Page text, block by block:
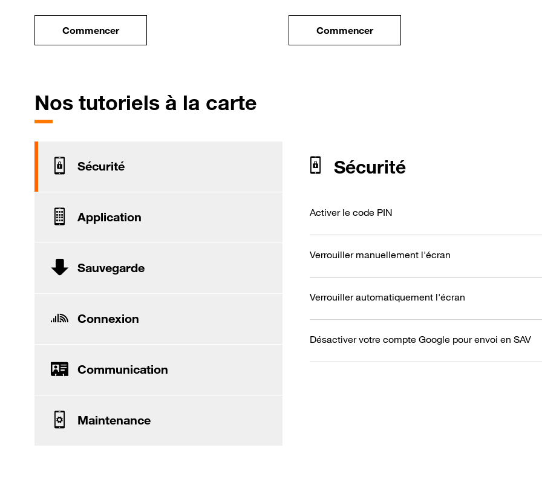
Commencerle tuto pour Utiliser le wifi sur votre mobile Commencerle tuto pour Utiliser votre mobile au
Nos tutoriels à la carte
Sécurité
Application
Sauvegarde
Connexion
Communication
Maintenance
Sécurité
Activer le code PIN
Verrouiller manuellement l'écran
Verrouiller automatiquement l'écran
Désactiver votre compte Google pour envoi en SAV